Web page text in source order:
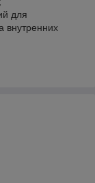
для
внутренних